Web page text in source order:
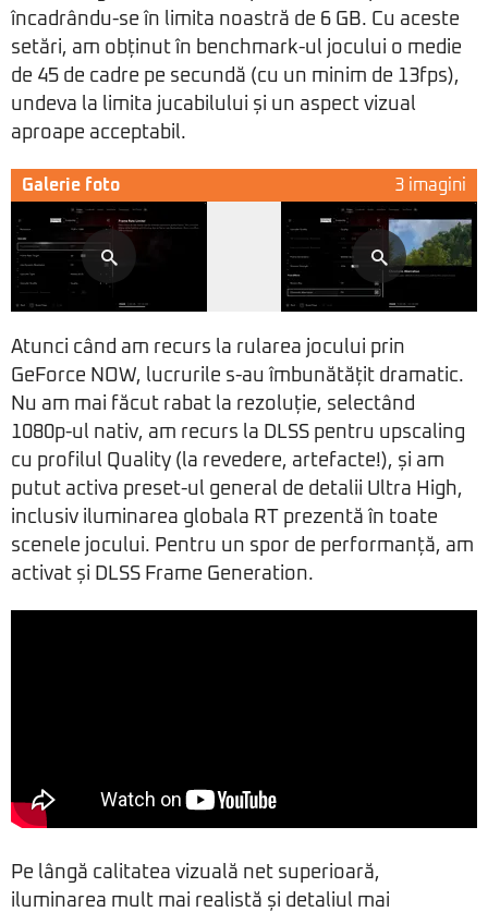
încadrându-se în limita noastră de 6 GB. Cu aceste
setări, am obținut în benchmark-ul jocului o medie
de 45 de cadre pe secundă (cu un minim de 13fps),
undeva la limita jucabilului și un aspect vizual
aproape acceptabil.
Galerie foto 3 imagini
Atunci când am recurs la rularea jocului prin
GeForce NOW, lucrurile s-au îmbunătățit dramatic.
Nu am mai făcut rabat la rezoluție, selectând
1080p-ul nativ, am recurs la DLSS pentru upscaling
cu profilul Quality (la revedere, artefacte!), și am
putut activa preset-ul general de detalii Ultra High,
inclusiv iluminarea globala RT prezentă în toate
scenele jocului. Pentru un spor de performanță, am
activat și DLSS Frame Generation.
Pe lângă calitatea vizuală net superioară,
iluminarea mult mai realistă și detaliul mai